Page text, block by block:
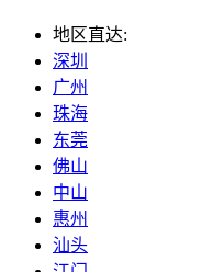
地区直达:
深圳
广州
珠海
东莞
佛山
中山
惠州
汕头